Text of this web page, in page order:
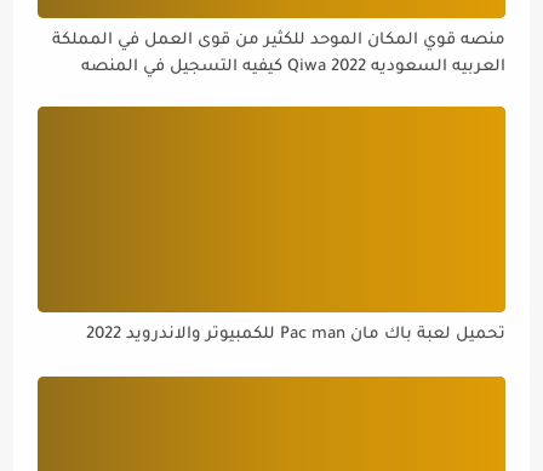
منصه قوي المكان الموحد للكثير من قوى العمل في المملكة
العربيه السعوديه Qiwa 2022 كيفيه التسجيل في المنصه
تحميل لعبة باك مان Pac man للكمبيوتر والاندرويد 2022